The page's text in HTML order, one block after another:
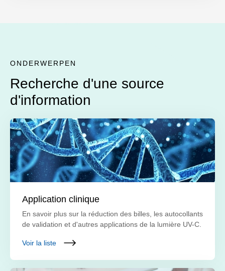
ONDERWERPEN
Recherche d'une source
d'information
Application clinique
En savoir plus sur la réduction des billes, les autocollants
de validation et d'autres applications de la lumière UV-C.
Voir la liste